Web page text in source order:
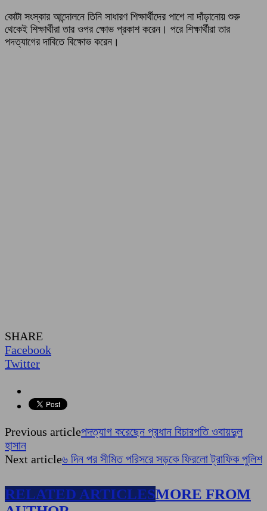
কোটা সংস্কার আন্দোলনে তিনি সাধারণ শিক্ষার্থীদের পাশে না দাঁড়ানোয় শুরু
থেকেই শিক্ষার্থীরা তার ওপর ক্ষোভ প্রকাশ করেন। পরে শিক্ষার্থীরা তার
পদত্যাগের দাবিতে বিক্ষোভ করেন।
SHARE
Facebook
Twitter
Previous articleপদত্যাগ করেছেন প্রধান বিচারপতি ওবায়দুল
হাসান
Next article৬ দিন পর সীমিত পরিসরে সড়কে ফিরলো ট্রাফিক পুলিশ
RELATED ARTICLESMORE FROM